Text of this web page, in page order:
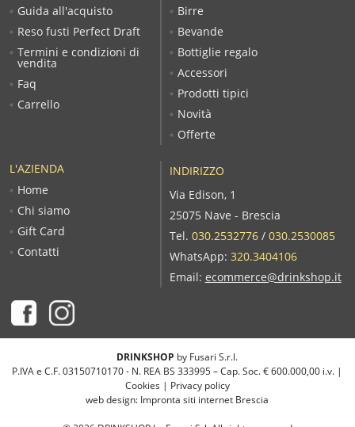
L'AZIENDA
Home
Chi siamo
Gift Card
Contatti
Birre
Bevande
Bottiglie regalo
Accessori
Prodotti tipici
Novità
Offerte
Guida all'acquisto
Reso fusti Perfect Draft
Termini e condizioni di
vendita
Faq
Carrello
INDIRIZZO
Via Edison, 1
25075 Nave - Brescia
Tel. 030.2532776/ 030.2530085
WhatsApp: 320.3404106
Email: ecommerce@drinkshop.it
DRINKSHOP by Fusari S.r.l.
P.IVA e C.F. 03150710170 - N. REA BS 333995 – Cap. Soc. € 600.000,00 i.v. |
Cookies| Privacy policy
web design: Impronta siti internet Brescia